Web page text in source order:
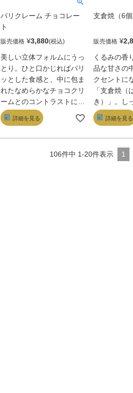
パリクレーム チョコレー
ト
販売価格 ¥3,880
美しい立体フォルムにうっ
とり。ひと口かじればパリ
ッとした食感と、中に包ま
れたなめらかなチョコクリ
ームとのコントラストに驚
く。コロンビアのメゾンカ
カオ農園のカカオ豆を使
カカオサブレとのバランス
詳細を見る
支倉焼（6個
販売価格 ¥
くるみの香
品な甘さの
クセントに
「支倉焼（
き）」。し
ッキー生地
白餡が和菓
いる自信作
高い支倉常
詳細を見る
106件中 1-20件表示 1